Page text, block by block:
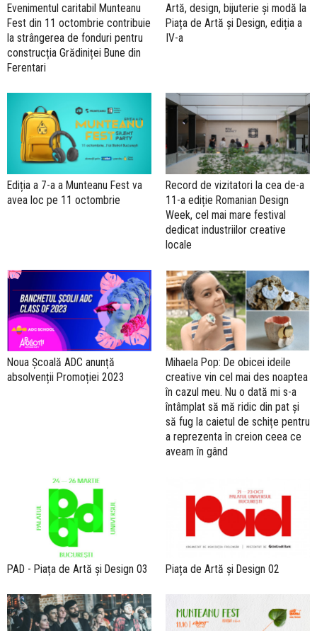
Evenimentul caritabil Munteanu
Fest din 11 octombrie contribuie
la strângerea de fonduri pentru
construcția Grădiniței Bune din
Ferentari
Artă, design, bijuterie și modă la
Piața de Artă și Design, ediția a
IV-a
Ediția a 7-a a Munteanu Fest va
avea loc pe 11 octombrie
Record de vizitatori la cea de-a
11-a ediție Romanian Design
Week, cel mai mare festival
dedicat industriilor creative
locale
Noua Școală ADC anunță
absolvenții Promoției 2023
Mihaela Pop: De obicei ideile
creative vin cel mai des noaptea
în cazul meu. Nu o dată mi s-a
întâmplat să mă ridic din pat și
să fug la caietul de schițe pentru
a reprezenta în creion ceea ce
aveam în gând
PAD - Piața de Artă și Design 03 Piața de Artă și Design 02